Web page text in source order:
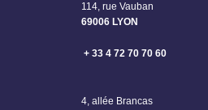
114, rue Vauban
69006 LYON
+ 33 4 72 70 70 60
4, allée Brancas